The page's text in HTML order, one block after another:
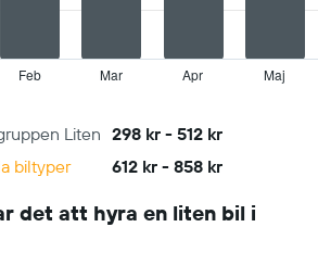
Feb Mar Apr Maj
Liten 298 kr - 512 kr
biltyper
612 kr - 858 kr
det att hyra en liten bil i